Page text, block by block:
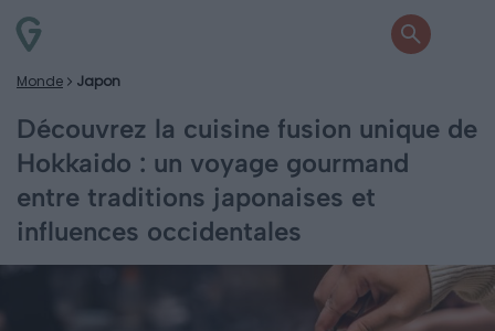
Monde Japon
Découvrez la cuisine fusion unique de
Hokkaido : un voyage gourmand
entre traditions japonaises et
influences occidentales